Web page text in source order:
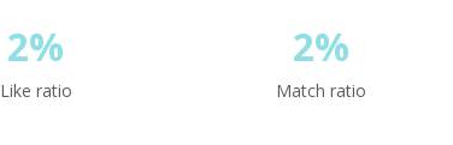
2%
Like ratio
2%
Match ratio